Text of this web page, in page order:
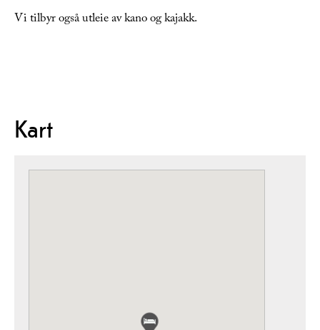
Vi tilbyr også utleie av kano og kajakk.
Kart